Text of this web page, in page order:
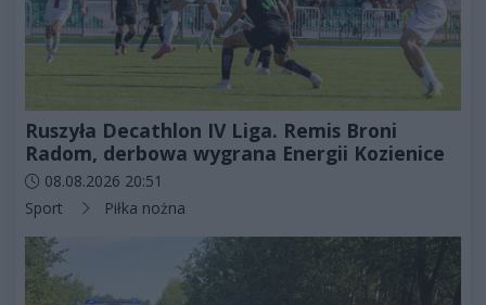
Ruszyła Decathlon IV Liga. Remis Broni
Radom, derbowa wygrana Energii Kozienice
Data dodania artykułu:
08.08.2026 20:51
Kategorie artykułu:
Sport Piłka nożna